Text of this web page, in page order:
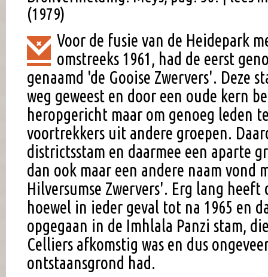
(1979)
Voor de fusie van de Heidepark
omstreeks 1961, had de eerst
genaamd 'de Gooise Zwervers'. Deze
weg geweest en door een oude kern
heropgericht maar om genoeg leden
voortrekkers uit andere groepen.
districtsstam en daarmee een aparte
dan ook maar een andere naam vond
Hilversumse Zwervers'. Erg lang heeft
hoewel in ieder geval tot na 1965 en
opgegaan in de Imhlala Panzi stam,
Celliers afkomstig was en dus
ontstaansgrond had.